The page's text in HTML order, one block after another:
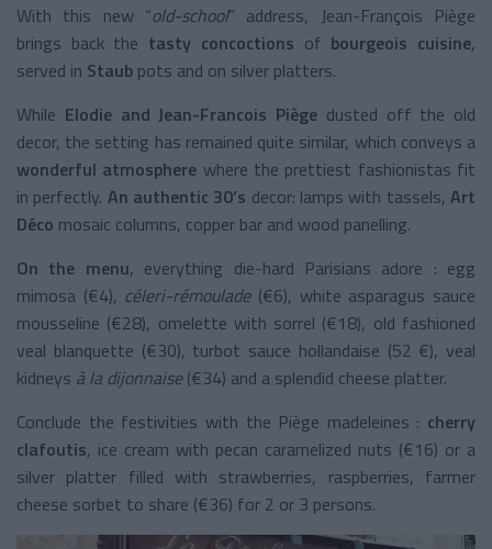
With this new “old-school” address, Jean-François Piège
brings back the tasty concoctions of bourgeois cuisine,
served in Staub pots and on silver platters.
While Elodie and Jean-Francois Piège dusted off the old
decor, the setting has remained quite similar, which conveys a
wonderful atmosphere where the prettiest fashionistas fit
in perfectly. An authentic 30’s decor: lamps with tassels,Art
Déco mosaic columns, copper bar and wood panelling.
On the menu, everything die-hard Parisians adore : egg
mimosa (€4), céleri-rémoulade(€6), white asparagus sauce
mousseline (€28), omelette with sorrel (€18), old fashioned
veal blanquette (€30), turbot sauce hollandaise (52 €), veal
kidneys à la dijonnaise(€34) and a splendid cheese platter.
Conclude the festivities with the Piège madeleines : cherry
clafoutis, ice cream with pecan caramelized nuts (€16) or a
silver platter filled with strawberries, raspberries, farmer
cheese sorbet to share (€36) for 2 or 3 persons.